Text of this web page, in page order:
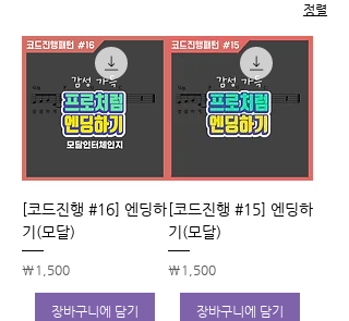
정렬
[코드진행 #16] 엔딩하
기(모달)
가격
₩1,500
장바구니에 담기
[코드진행 #15] 엔딩하
기(모달)
가격
₩1,500
장바구니에 담기